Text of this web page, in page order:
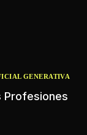
GENERATIVA
Profesiones